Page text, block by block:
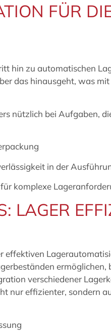
FÜR
hin zu automatischen
das hinausgeht, was
nützlich bei Aufgaben,
in der
komplexe
LAGER
effektiven
verschiedener
nur effizienter, sondern